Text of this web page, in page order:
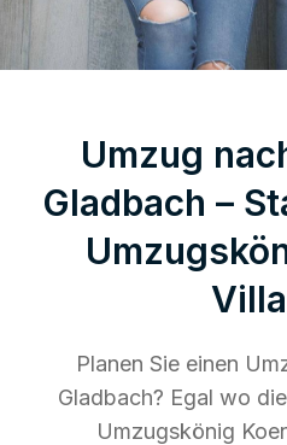
Umzug
Gladbach –
Planen Sie einen
Gladbach? Egal wo
Umzugskönig